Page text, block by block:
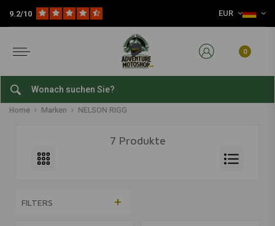
9.2/10 EUR
0
NELSON RIGG
Home Marken NELSON RIGG
7 Produkte
FILTERS